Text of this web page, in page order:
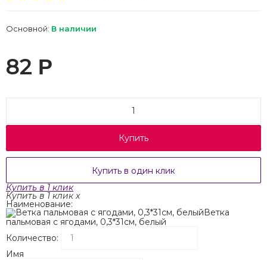
Основной: В наличии
82 Р
Купить
Купить в один клик
Купить в 1 клик
Купить в 1 клик x
Наименование:
Ветка
пальмовая с ягодами, 0,3*31см, белый
Количество:
Имя